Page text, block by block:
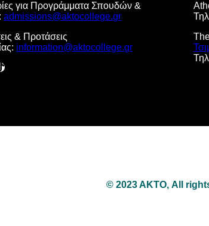
για Προγράμματα Σπουδών &
admissions@aktocollege.gr
& Προτάσεις
information@aktocollege.gr
© 2023 ΑΚΤΟ, All